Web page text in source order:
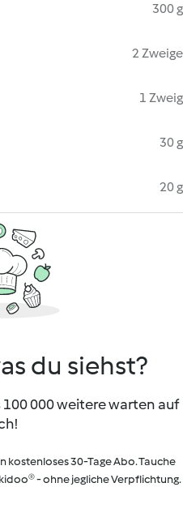
300 g
2 Zweige
1 Zweig
30 g
20 g
du siehst?
100 000 weitere warten auf
kostenloses 30-Tage Abo. Tauche
- ohne jegliche Verpflichtung.